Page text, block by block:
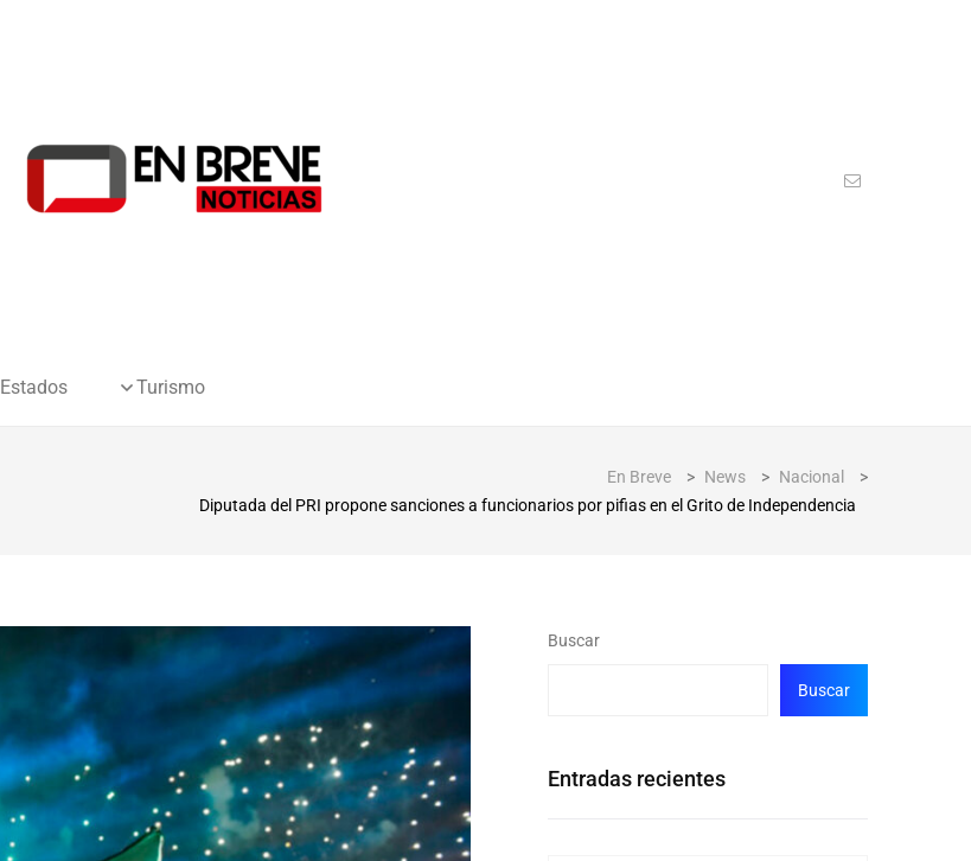
Estados Turismo
En Breve > News > Nacional
>
Diputada del PRI propone sanciones a funcionarios por pifias en el Grito de Independencia
Buscar
Buscar
Entradas recientes